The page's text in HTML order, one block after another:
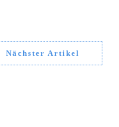
Nächster Artikel